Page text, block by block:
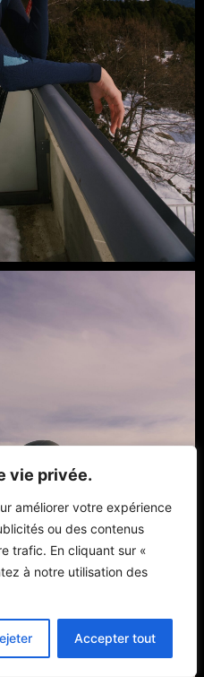
vie privée.
améliorer votre expérience
ou des contenus
trafic. En cliquant sur «
à notre utilisation des
Accepter tout
FR